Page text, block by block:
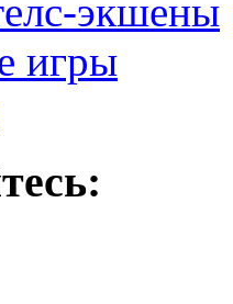
экшены
игры